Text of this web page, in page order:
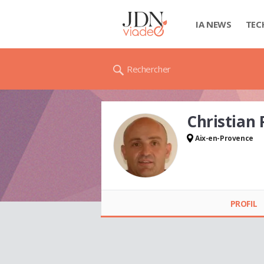
IA NEWS
Rechercher
Christian
Aix-en-Provence
PROFIL